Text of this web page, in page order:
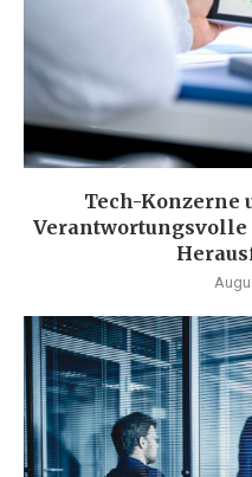
Tech-Konzerne